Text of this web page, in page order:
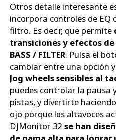
Otros detalle interesante
incorpora controles de EQ
filtro. Es decir, que permite
transiciones y efectos
BASS / FILTER. Pulsa el
cambiar entre una opción
Jog wheels sensibles al
puedes controlar la pausa
pistas, y divertirte
ojo porque los altavoces
DJMonitor 32 se han
de gama alta para lograr